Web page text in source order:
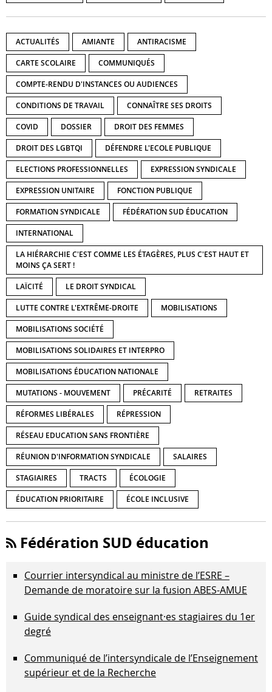
ACTUALITÉS AMIANTE ANTIRACISME
CARTE SCOLAIRE COMMUNIQUÉS
COMPTE-RENDU D'INSTANCES OU AUDIENCES
CONDITIONS DE TRAVAIL CONNAÎTRE SES DROITS
COVID DOSSIER DROIT DES FEMMES
DROIT DES LGBTQI DÉFENDRE L'ECOLE PUBLIQUE
ELECTIONS PROFESSIONNELLES EXPRESSION SYNDICALE
EXPRESSION UNITAIRE FONCTION PUBLIQUE
FORMATION SYNDICALE FÉDÉRATION SUD ÉDUCATION
INTERNATIONAL
LA HIÉRARCHIE C'EST COMME LES ÉTAGÈRES, PLUS C'EST HAUT ET
MOINS ÇA SERT !
LAÏCITÉ LE DROIT SYNDICAL
LUTTE CONTRE L'EXTRÊME-DROITE MOBILISATIONS
MOBILISATIONS SOCIÉTÉ
MOBILISATIONS SOLIDAIRES ET INTERPRO
MOBILISATIONS ÉDUCATION NATIONALE
MUTATIONS - MOUVEMENT PRÉCARITÉ RETRAITES
RÉFORMES LIBÉRALES RÉPRESSION
RÉSEAU EDUCATION SANS FRONTIÈRE
RÉUNION D'INFORMATION SYNDICALE SALAIRES
STAGIAIRES TRACTS ÉCOLOGIE
ÉDUCATION PRIORITAIRE ÉCOLE INCLUSIVE
Fédération SUD éducation
Courrier intersyndical au ministre de l’ESRE –
Demande de moratoire sur la fusion ABES-AMUE
Guide syndical des enseignant·es stagiaires du 1er
degré
Communiqué de l’intersyndicale de l’Enseignement
supérieur et de la Recherche